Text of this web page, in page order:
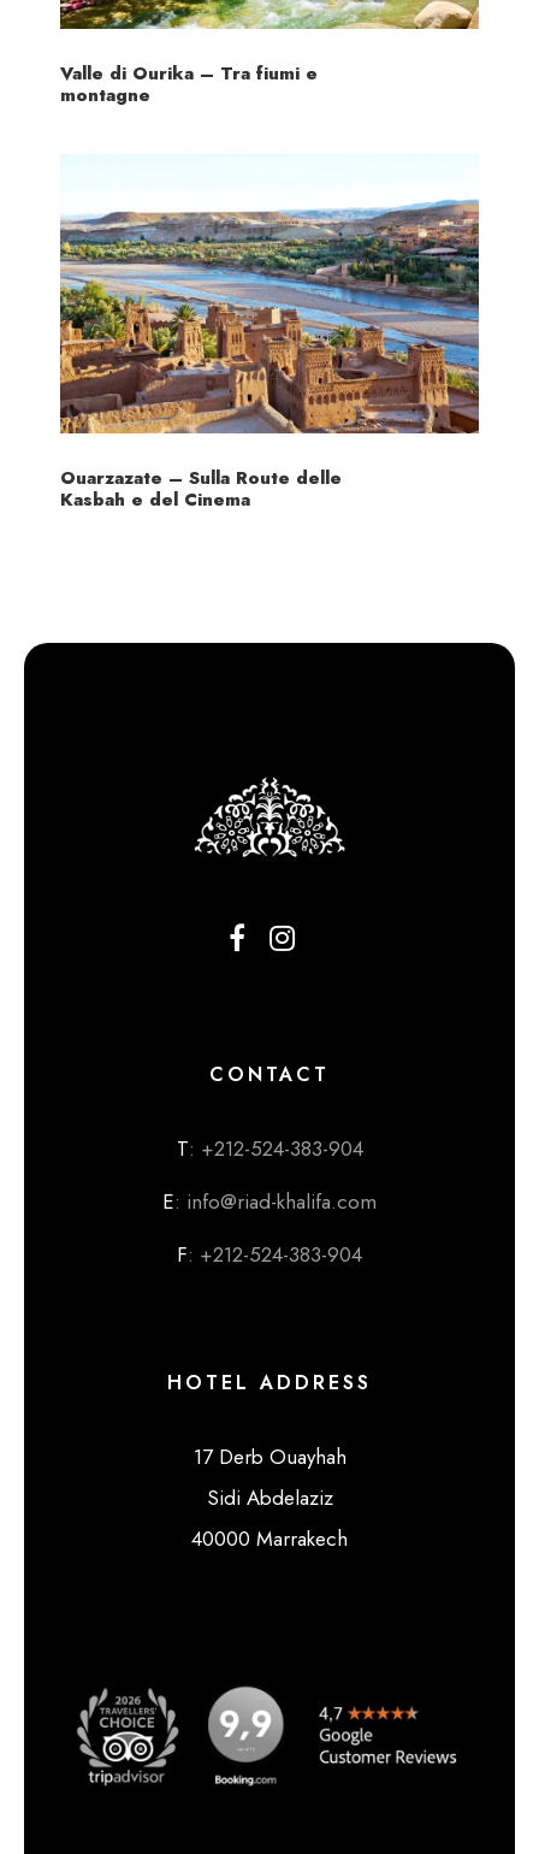
Valle di Ourika – Tra fiumi e
montagne
Ouarzazate – Sulla Route delle
Kasbah e del Cinema
CONTACT
T: +212-524-383-904
E: info@riad-khalifa.com
F: +212-524-383-904
HOTEL ADDRESS
17 Derb Ouayhah
Sidi Abdelaziz
40000 Marrakech